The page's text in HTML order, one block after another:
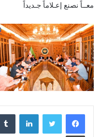
معــاً نصنع إعـلاماً جـديداً
لينكدإن
طباعة